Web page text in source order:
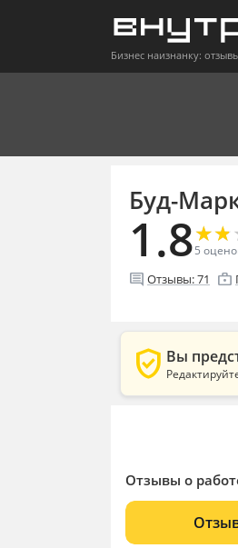
Бизнес наизнанку:
Буд-
1.8★
★★
★
5
comment Отзывы:71 enterprise
verified_user Вы
Отзывы о